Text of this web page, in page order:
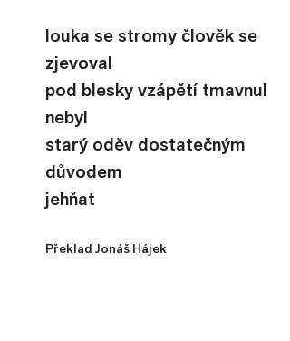
louka se stromy člověk se
zjevoval
pod blesky vzápětí tmavnul
nebyl
starý oděv dostatečným
důvodem
jehňat
Překlad Jonáš Hájek